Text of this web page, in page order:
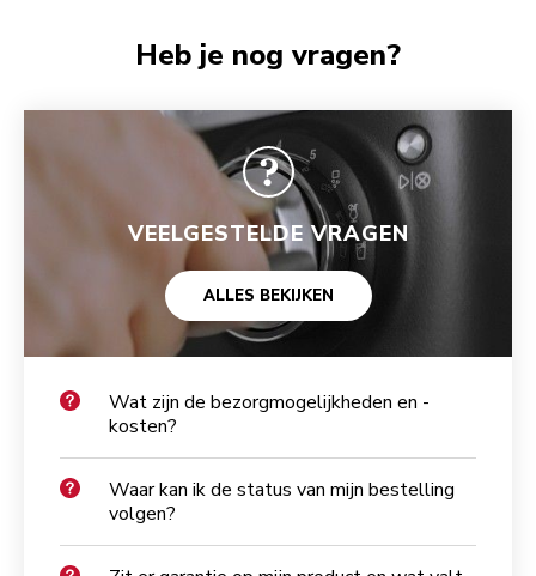
Heb je nog vragen?
VEELGESTELDE VRAGEN
ALLES BEKIJKEN
Wat zijn de bezorgmogelijkheden en -
kosten?
Waar kan ik de status van mijn bestelling
volgen?